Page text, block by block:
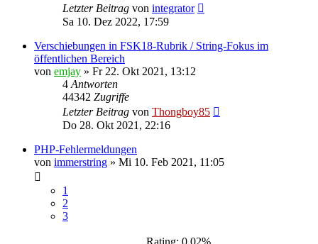
Letzter Beitrag von integrator
Sa 10. Dez 2022, 17:59
Verschiebungen in FSK18-Rubrik / String-Fokus im
öffentlichen Bereich
von emjay » Fr 22. Okt 2021, 13:12
4 Antworten
44342 Zugriffe
Letzter Beitrag von Thongboy85
Do 28. Okt 2021, 22:16
PHP-Fehlermeldungen
von immerstring » Mi 10. Feb 2021, 11:05
1
2
3
Rating: 0.02%